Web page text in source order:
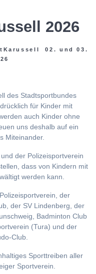
2026
02. und 03.
des Stadtsportbundes
für Kinder mit
auch Kinder ohne
uns deshalb auf ein
Miteinander.
der Polizeisportverein
dass von Kindern mit
werden kann.
der
der SV Lindenberg, der
Badminton Club
(Tura) und der
Club.
Sporttreiben aller
Sportverein.